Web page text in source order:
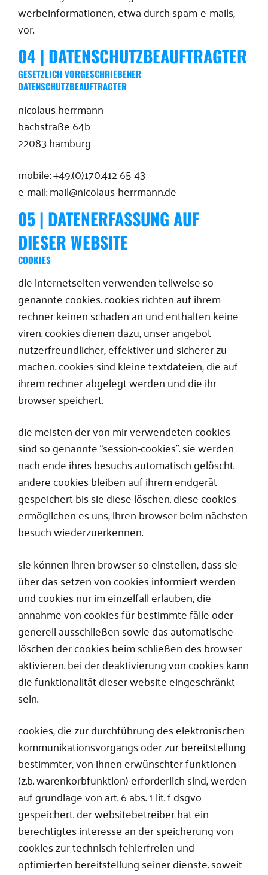
werbeinformationen, etwa durch spam-e-mails,
vor.
04 | DATENSCHUTZBEAUFTRAGTER
GESETZLICH VORGESCHRIEBENER
DATENSCHUTZBEAUFTRAGTER
nicolaus herrmann
bachstraße 64b
22083 hamburg
mobile: +49.(0)170.412 65 43
e-mail: mail@nicolaus-herrmann.de
05 | DATENERFASSUNG AUF
DIESER WEBSITE
COOKIES
die internetseiten verwenden teilweise so
genannte cookies. cookies richten auf ihrem
rechner keinen schaden an und enthalten keine
viren. cookies dienen dazu, unser angebot
nutzerfreundlicher, effektiver und sicherer zu
machen. cookies sind kleine textdateien, die auf
ihrem rechner abgelegt werden und die ihr
browser speichert.
die meisten der von mir verwendeten cookies
sind so genannte “session-cookies”. sie werden
nach ende ihres besuchs automatisch gelöscht.
andere cookies bleiben auf ihrem endgerät
gespeichert bis sie diese löschen. diese cookies
ermöglichen es uns, ihren browser beim nächsten
besuch wiederzuerkennen.
sie können ihren browser so einstellen, dass sie
über das setzen von cookies informiert werden
und cookies nur im einzelfall erlauben, die
annahme von cookies für bestimmte fälle oder
generell ausschließen sowie das automatische
löschen der cookies beim schließen des browser
aktivieren. bei der deaktivierung von cookies kann
die funktionalität dieser website eingeschränkt
sein.
cookies, die zur durchführung des elektronischen
kommunikationsvorgangs oder zur bereitstellung
bestimmter, von ihnen erwünschter funktionen
(z.b. warenkorbfunktion) erforderlich sind, werden
auf grundlage von art. 6 abs. 1 lit. f dsgvo
gespeichert. der websitebetreiber hat ein
berechtigtes interesse an der speicherung von
cookies zur technisch fehlerfreien und
optimierten bereitstellung seiner dienste. soweit